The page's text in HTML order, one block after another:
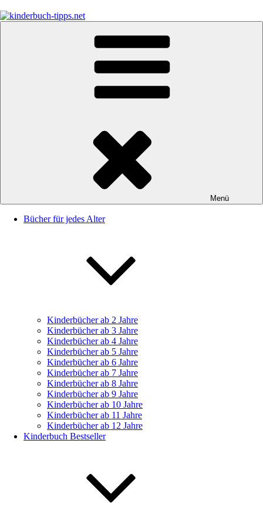
Inhalt
springen
Empfehlungen und Tipps rund um das Thema Kinderbücher und
Menü
Bücher für jedes Alter
Kinderbücher ab 2 Jahre
Kinderbücher ab 3 Jahre
Kinderbücher ab 4 Jahre
Kinderbücher ab 5 Jahre
Kinderbücher ab 6 Jahre
Kinderbücher ab 7 Jahre
Kinderbücher ab 8 Jahre
Kinderbücher ab 9 Jahre
Kinderbücher ab 10 Jahre
Kinderbücher ab 11 Jahre
Kinderbücher ab 12 Jahre
Kinderbuch Bestseller